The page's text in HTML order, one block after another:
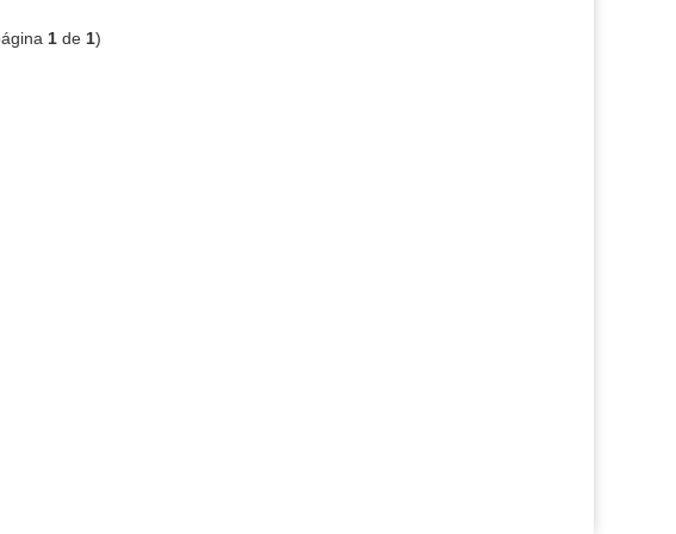
1de 1)